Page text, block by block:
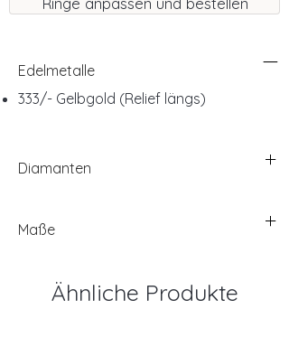
Edelmetalle
333/- Gelbgold (Relief längs)
Diamanten
Maße
Ähnliche Produkte